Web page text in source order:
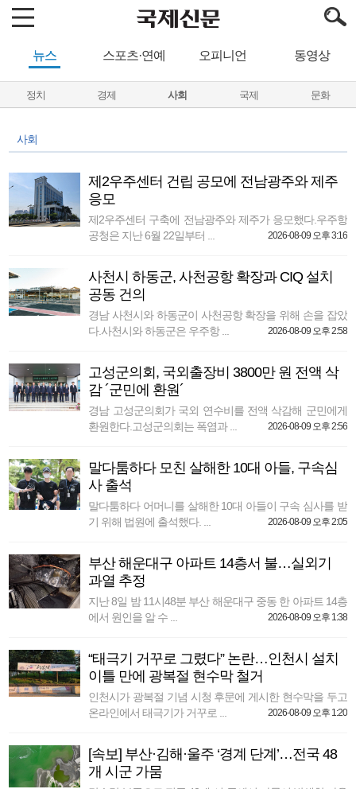
뉴스 스포츠·연예 오피니언 동영상
정치 경제 사회 국제 문화
사회
제2우주센터 건립 공모에 전남광주와 제주
응모
제2우주센터 구축에 전남광주와 제주가 응모했다.우주항
공청은 지난 6월 22일부터 ...
2026-08-09 오후 3:16
사천시 하동군, 사천공항 확장과 CIQ 설치
공동 건의
경남 사천시와 하동군이 사천공항 확장을 위해 손을 잡았
다.사천시와 하동군은 우주항 ...
2026-08-09 오후 2:58
고성군의회, 국외출장비 3800만 원 전액 삭
감 ´군민에 환원´
경남 고성군의회가 국외 연수비를 전액 삭감해 군민에게
환원한다.고성군의회는 폭염과 ...
2026-08-09 오후 2:56
말다툼하다 모친 살해한 10대 아들, 구속심
사 출석
말다툼하다 어머니를 살해한 10대 아들이 구속 심사를 받
기 위해 법원에 출석했다. ...
2026-08-09 오후 2:05
부산 해운대구 아파트 14층서 불…실외기
과열 추정
지난 8일 밤 11시48분 부산 해운대구 중동 한 아파트 14층
에서 원인을 알 수 ...
2026-08-09 오후 1:38
“태극기 거꾸로 그렸다” 논란…인천시 설치
이틀 만에 광복절 현수막 철거
인천시가 광복절 기념 시청 후문에 게시한 현수막을 두고
온라인에서 태극기가 거꾸로 ...
2026-08-09 오후 1:20
[속보] 부산·김해·울주 ‘경계 단계’…전국 48
개 시군 가뭄